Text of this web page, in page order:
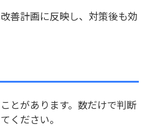
善計画に反映し、対策後も効
とがあります。数だけで判断
ください。